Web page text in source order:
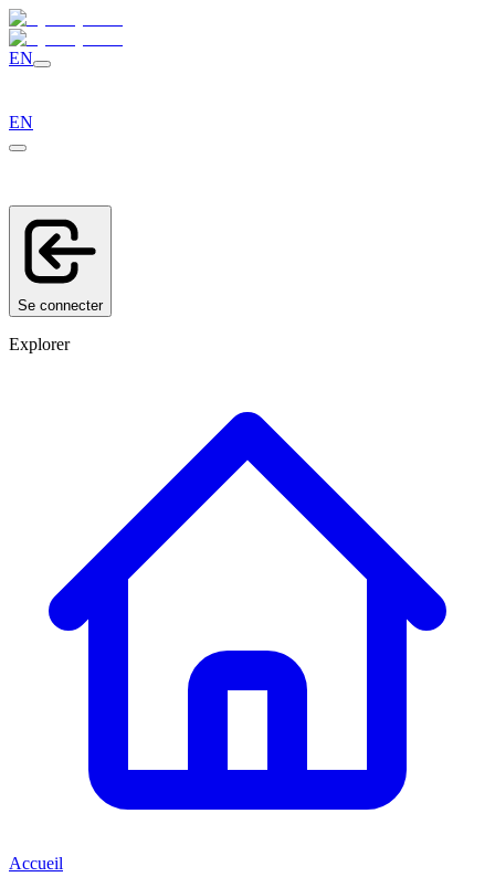
EN
EN
Se connecter
Explorer
Accueil